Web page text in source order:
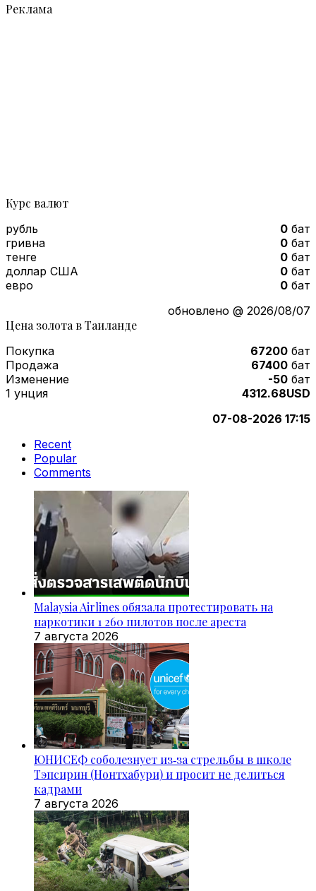
Реклама
Курс валют
рубль 0 бат
гривна
0 бат
тенге
0 бат
доллар США
0 бат
евро
0 бат
обновлено @ 2026/08/07
Цена золота в Таиланде
Покупка 67200 бат
Продажа
67400 бат
Изменение
-50 бат
1 унция
4312.68USD
07-08-2026 17:15
Recent
Popular
Comments
Malaysia Airlines обязала протестировать на
наркотики 1 260 пилотов после ареста
7 августа 2026
ЮНИСЕФ соболезнует из‑за стрельбы в школе
Тэпсирин (Нонтхабури) и просит не делиться
кадрами
7 августа 2026